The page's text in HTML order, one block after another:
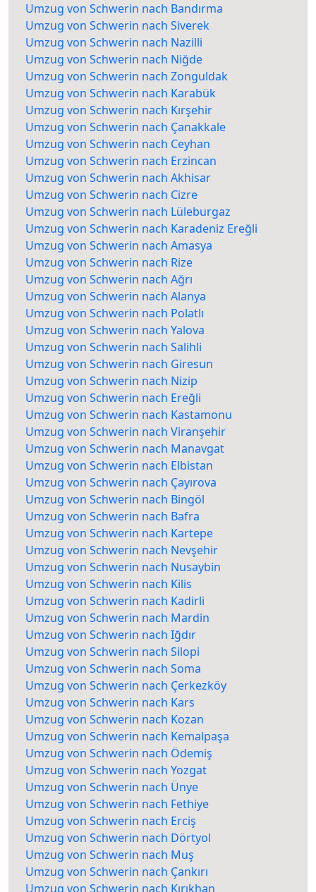
Umzug von Schwerin nach Bandırma
Umzug von Schwerin nach Siverek
Umzug von Schwerin nach Nazilli
Umzug von Schwerin nach Niğde
Umzug von Schwerin nach Zonguldak
Umzug von Schwerin nach Karabük
Umzug von Schwerin nach Kırşehir
Umzug von Schwerin nach Çanakkale
Umzug von Schwerin nach Ceyhan
Umzug von Schwerin nach Erzincan
Umzug von Schwerin nach Akhisar
Umzug von Schwerin nach Cizre
Umzug von Schwerin nach Lüleburgaz
Umzug von Schwerin nach Karadeniz Ereğli
Umzug von Schwerin nach Amasya
Umzug von Schwerin nach Rize
Umzug von Schwerin nach Ağrı
Umzug von Schwerin nach Alanya
Umzug von Schwerin nach Polatlı
Umzug von Schwerin nach Yalova
Umzug von Schwerin nach Salihli
Umzug von Schwerin nach Giresun
Umzug von Schwerin nach Nizip
Umzug von Schwerin nach Ereğli
Umzug von Schwerin nach Kastamonu
Umzug von Schwerin nach Viranşehir
Umzug von Schwerin nach Manavgat
Umzug von Schwerin nach Elbistan
Umzug von Schwerin nach Çayırova
Umzug von Schwerin nach Bingöl
Umzug von Schwerin nach Bafra
Umzug von Schwerin nach Kartepe
Umzug von Schwerin nach Nevşehir
Umzug von Schwerin nach Nusaybin
Umzug von Schwerin nach Kilis
Umzug von Schwerin nach Kadirli
Umzug von Schwerin nach Mardin
Umzug von Schwerin nach Iğdır
Umzug von Schwerin nach Silopi
Umzug von Schwerin nach Soma
Umzug von Schwerin nach Çerkezköy
Umzug von Schwerin nach Kars
Umzug von Schwerin nach Kozan
Umzug von Schwerin nach Kemalpaşa
Umzug von Schwerin nach Ödemiş
Umzug von Schwerin nach Yozgat
Umzug von Schwerin nach Ünye
Umzug von Schwerin nach Fethiye
Umzug von Schwerin nach Erciş
Umzug von Schwerin nach Dörtyol
Umzug von Schwerin nach Muş
Umzug von Schwerin nach Çankırı
Umzug von Schwerin nach Kırıkhan